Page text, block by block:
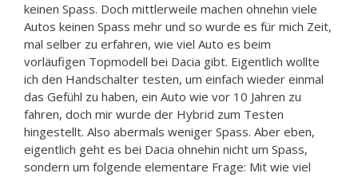
keinen Spass. Doch mittlerweile machen ohnehin viele
Autos keinen Spass mehr und so wurde es für mich Zeit,
mal selber zu erfahren, wie viel Auto es beim
vorläufigen Topmodell bei Dacia gibt. Eigentlich wollte
ich den Handschalter testen, um einfach wieder einmal
das Gefühl zu haben, ein Auto wie vor 10 Jahren zu
fahren, doch mir wurde der Hybrid zum Testen
hingestellt. Also abermals weniger Spass. Aber eben,
eigentlich geht es bei Dacia ohnehin nicht um Spass,
sondern um folgende elementare Frage: Mit wie viel